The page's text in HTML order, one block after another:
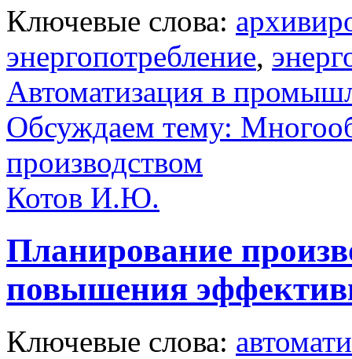
Ключевые слова:
энергопотребление,
Автоматизация в
Обсуждаем тему:
производством
Котов И.Ю.
Планирование
повышения
Ключевые слова: